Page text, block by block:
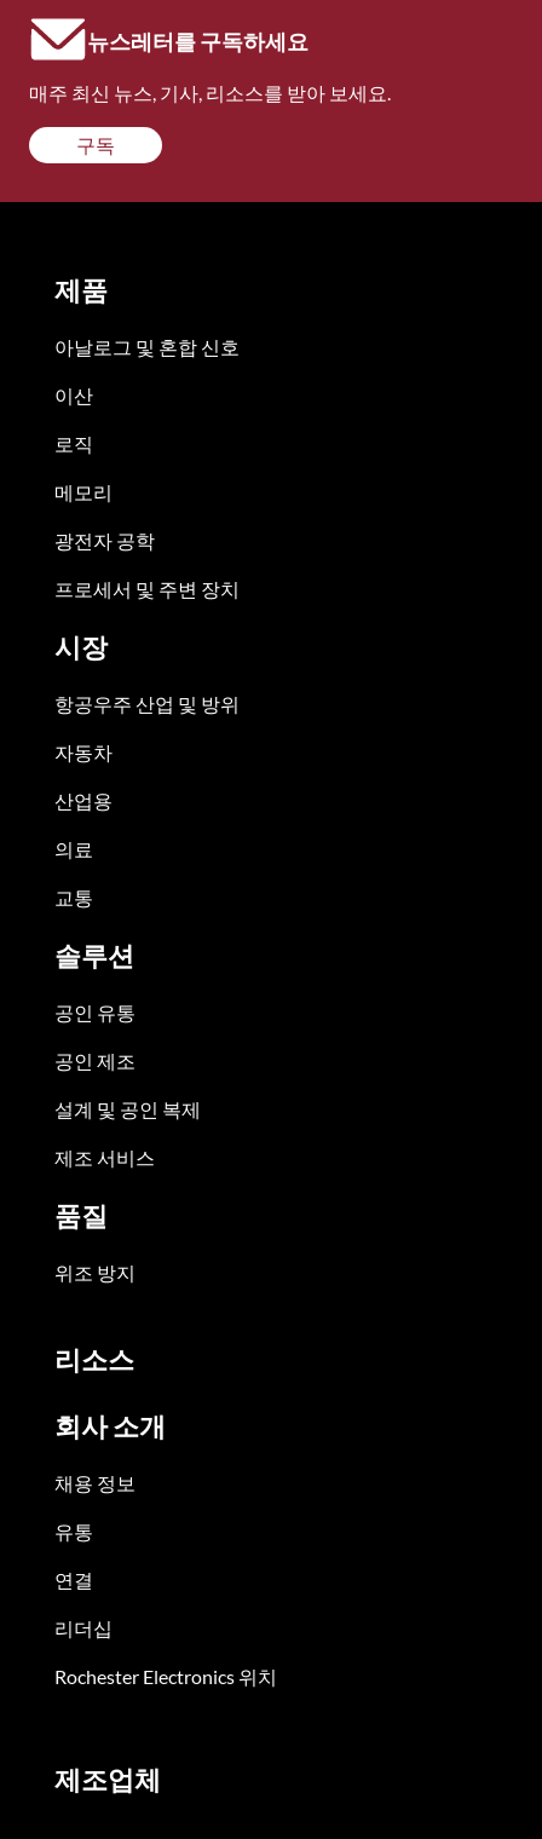
뉴스레터를 구독하세요
매주 최신 뉴스, 기사, 리소스를 받아 보세요.
구독
제품
아날로그 및 혼합 신호
이산
로직
메모리
광전자 공학
프로세서 및 주변 장치
시장
항공우주 산업 및 방위
자동차
산업용
의료
교통
솔루션
공인 유통
공인 제조
설계 및 공인 복제
제조 서비스
품질
위조 방지
리소스
회사 소개
채용 정보
유통
연결
리더십
Rochester Electronics 위치
제조업체